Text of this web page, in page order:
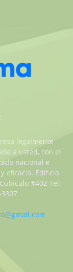
legalmente
a usted, con el
nacional e
eficacia. Edificio
#402 Tel: